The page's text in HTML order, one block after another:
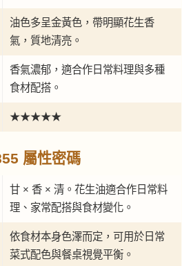
油色多呈金黃色，帶明顯花生香
氣，質地清亮。
香氣濃郁，適合作日常料理與多種
食材配搭。
★★★★★
屬性密碼
甘 × 香 × 清。花生油適合作日常料
理、家常配搭與食材變化。
依食材本身色澤而定，可用於日常
菜式配色與餐桌視覺平衡。